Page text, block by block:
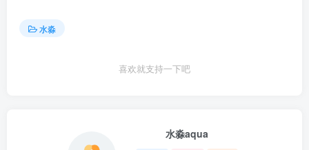
水淼
喜欢就支持一下吧
水淼aqua